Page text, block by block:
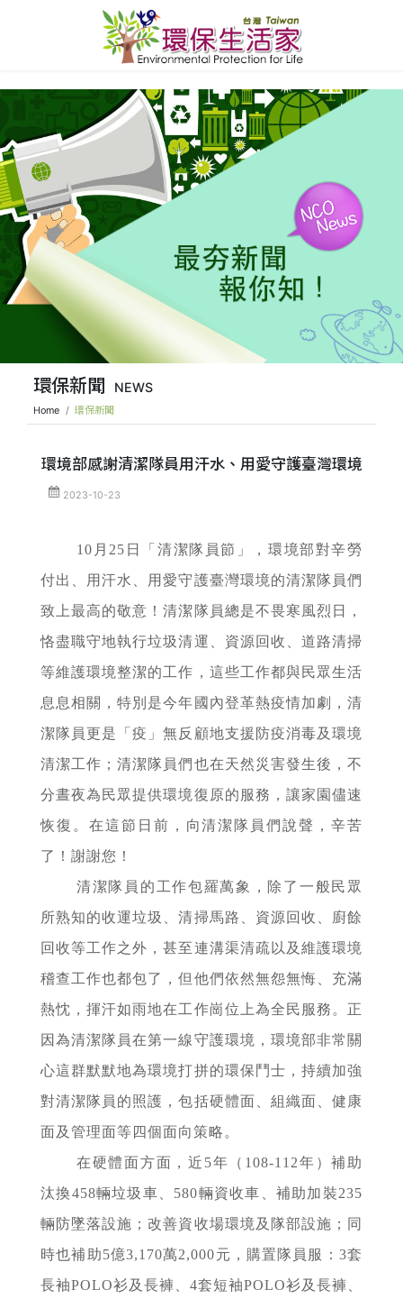
環保新聞 NEWS
Home 環保新聞
環境部感謝清潔隊員用汗水、用愛守護臺灣環境
2023-10-23
10月25日「清潔隊員節」，環境部對辛勞
付出、用汗水、用愛守護臺灣環境的清潔隊員們
致上最高的敬意！清潔隊員總是不畏寒風烈日，
恪盡職守地執行垃圾清運、資源回收、道路清掃
等維護環境整潔的工作，這些工作都與民眾生活
息息相關，特別是今年國內登革熱疫情加劇，清
潔隊員更是「疫」無反顧地支援防疫消毒及環境
清潔工作；清潔隊員們也在天然災害發生後，不
分晝夜為民眾提供環境復原的服務，讓家園儘速
恢復。在這節日前，向清潔隊員們說聲，辛苦
了！謝謝您！
清潔隊員的工作包羅萬象，除了一般民眾
所熟知的收運垃圾、清掃馬路、資源回收、廚餘
回收等工作之外，甚至連溝渠清疏以及維護環境
稽查工作也都包了，但他們依然無怨無悔、充滿
熱忱，揮汗如雨地在工作崗位上為全民服務。正
因為清潔隊員在第一線守護環境，環境部非常關
心這群默默地為環境打拼的環保鬥士，持續加強
對清潔隊員的照護，包括硬體面、組織面、健康
面及管理面等四個面向策略。
在硬體面方面，近5年（108-112年）補助
汰換458輛垃圾車、580輛資收車、補助加裝235
輛防墜落設施；改善資收場環境及隊部設施；同
時也補助5億3,170萬2,000元，購置隊員服：3套
長袖POLO衫及長褲、4套短袖POLO衫及長褲、